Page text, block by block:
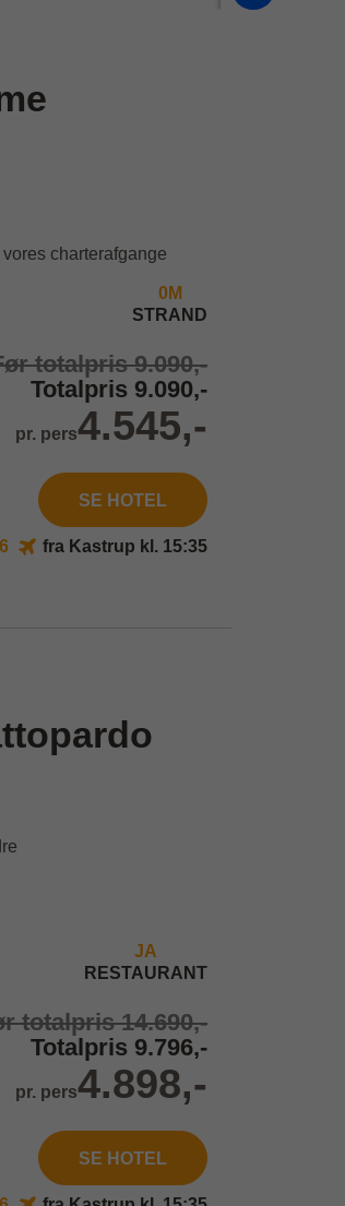
charterafgange
0M
STRAND
totalpris 9.090,-
Totalpris 9.090,-
pr. pers4.545,-
SE HOTEL
fra Kastrup kl. 15:35
JA
RESTAURANT
totalpris 14.690,-
Totalpris 9.796,-
pr. pers4.898,-
SE HOTEL